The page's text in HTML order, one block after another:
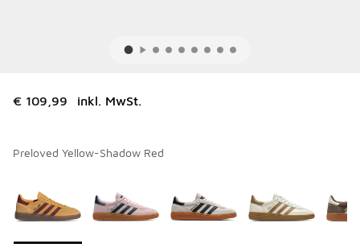
€ 109,99 inkl. MwSt.
Preloved Yellow-Shadow Red